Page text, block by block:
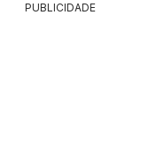
PUBLICIDADE